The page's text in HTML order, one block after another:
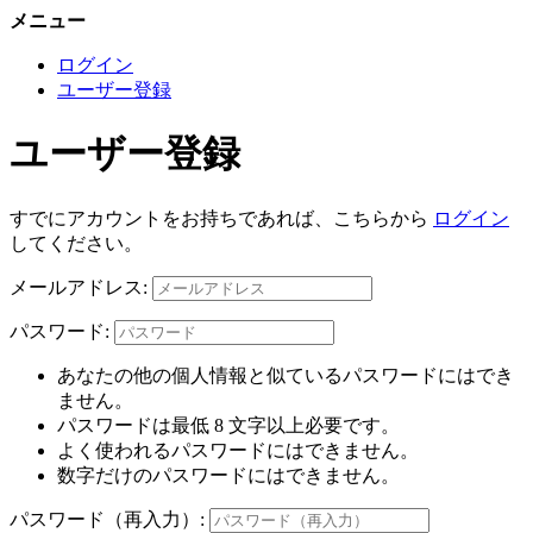
メニュー
ログイン
ユーザー登録
ユーザー登録
すでにアカウントをお持ちであれば、こちらから ログイン
してください。
メールアドレス:
パスワード:
あなたの他の個人情報と似ているパスワードにはでき
ません。
パスワードは最低 8 文字以上必要です。
よく使われるパスワードにはできません。
数字だけのパスワードにはできません。
パスワード（再入力）: